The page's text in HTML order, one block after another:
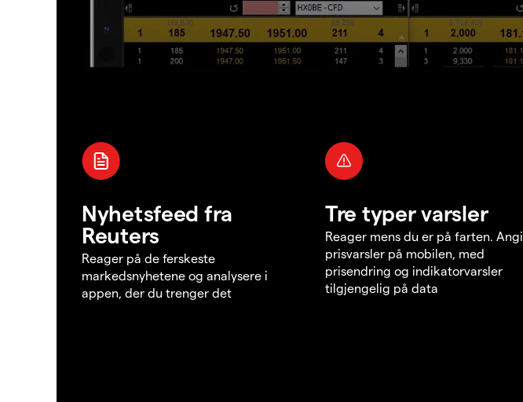
Nyhetsfeed fra
Reuters
Reager på de ferskeste
markedsnyhetene og analysere i
appen, der du trenger det
Tre typer varsler
Reager mens du er på farten. Angi
prisvarsler på mobilen, med
prisendring og indikatorvarsler
tilgjengelig på data